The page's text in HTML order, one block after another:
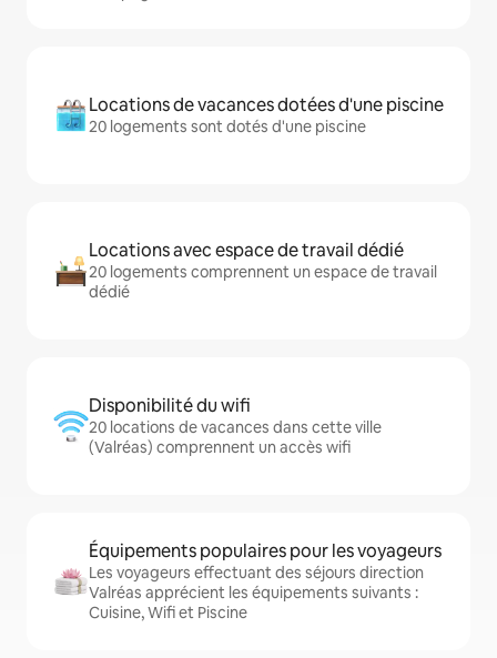
Locations de vacances dotées d'une piscine
20 logements sont dotés d'une piscine
Locations avec espace de travail dédié
20 logements comprennent un espace de travail
dédié
Disponibilité du wifi
20 locations de vacances dans cette ville
(Valréas) comprennent un accès wifi
Équipements populaires pour les voyageurs
Les voyageurs effectuant des séjours direction
Valréas apprécient les équipements suivants :
Cuisine, Wifi et Piscine